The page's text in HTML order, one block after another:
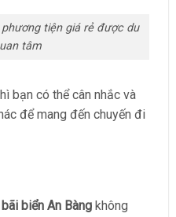
tiện giá rẻ được du
tâm
bạn có thể cân nhắc và
để mang đến chuyến đi
bãi biển An Bàngkhông